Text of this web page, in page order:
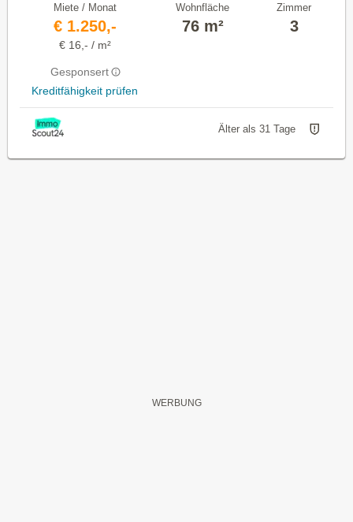
Miete / Monat
€ 1.250,-
€ 16,- / m²
Gesponsert
Kreditfähigkeit prüfen
Wohnfläche
76 m²
Zimmer
3
Älter als 31 Tage